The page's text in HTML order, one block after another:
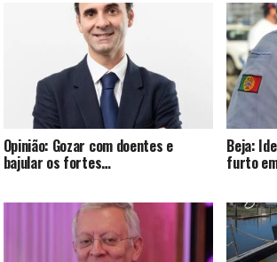
Opinião: Gozar com doentes e
bajular os fortes…
Beja:
furto